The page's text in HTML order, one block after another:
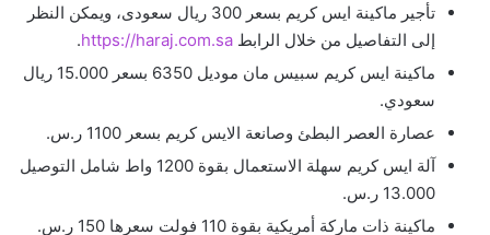
تأجير ماكينة ايس كريم بسعر 300 ريال سعودى، ويمكن النظر
إلى التفاصيل من خلال الرابط https://haraj.com.sa
.
ماكينة ايس كريم سبيس مان موديل 6350 بسعر 15.000 ريال
سعودي.
عصارة العصر البطئ وصانعة الايس كريم بسعر 1100 ر.س.
آلة ايس كريم سهلة الاستعمال بقوة 1200 واط شامل التوصيل
13.000 ر.س.
ماكينة ذات ماركة أمريكية بقوة 110 فولت سعرها 150 ر.س.